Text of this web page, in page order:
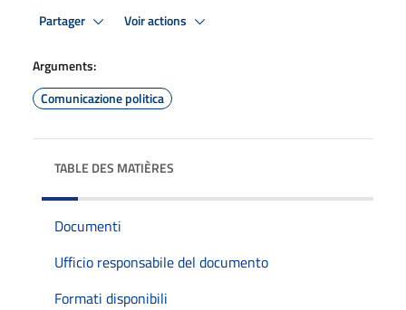
Partager Voir actions
Arguments:
Comunicazione politica
TABLE DES MATIÈRES
Documenti
Ufficio responsabile del documento
Formati disponibili